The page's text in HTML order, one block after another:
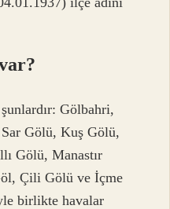
Gölbahri,
Gölü, Kuş Gölü,
Gölü, Manastır
Çili Gölü ve İçme
birlikte havalar